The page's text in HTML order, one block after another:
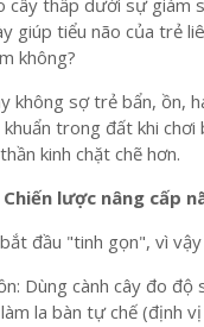
cây thấp dưới sự
giúp tiểu não của trẻ
không?
không sợ trẻ bẩn, ồn,
trong đất khi
kinh chặt chẽ hơn.
lược nâng cấp
đầu "tinh gọn", vì
Dùng cành cây đo
la bàn tự chế (định